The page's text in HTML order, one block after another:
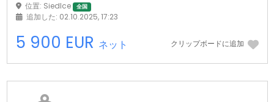
位置: Siedlce 全国
追加した: 02.10.2025, 17:23
5 900 EUR ネット クリップボードに追加